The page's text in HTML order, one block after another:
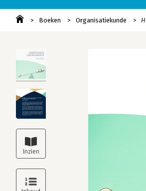
Boeken Organisatiekunde